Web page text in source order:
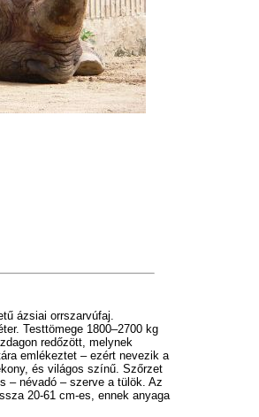
ázsiai orrszarvúfaj.
Testtömege 1800–2700 kg
redőzött, melynek
emlékeztet – ezért nevezik a
és világos színű. Szőrzet
– névadó – szerve a tülök. Az
20-61 cm-es, ennek anyaga